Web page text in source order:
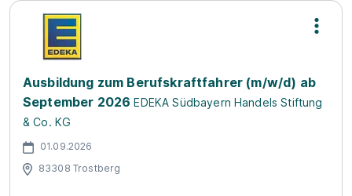
Ausbildung zum Berufskraftfahrer (m/w/d) ab
September 2026 EDEKA Südbayern Handels Stiftung
& Co. KG
01.09.2026
83308 Trostberg